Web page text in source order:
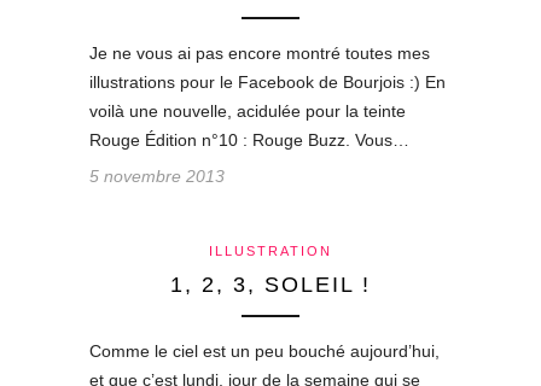
Je ne vous ai pas encore montré toutes mes
illustrations pour le Facebook de Bourjois :) En
voilà une nouvelle, acidulée pour la teinte
Rouge Édition n°10 : Rouge Buzz. Vous…
5 novembre 2013
ILLUSTRATION
1, 2, 3, SOLEIL !
Comme le ciel est un peu bouché aujourd’hui,
et que c’est lundi, jour de la semaine qui se